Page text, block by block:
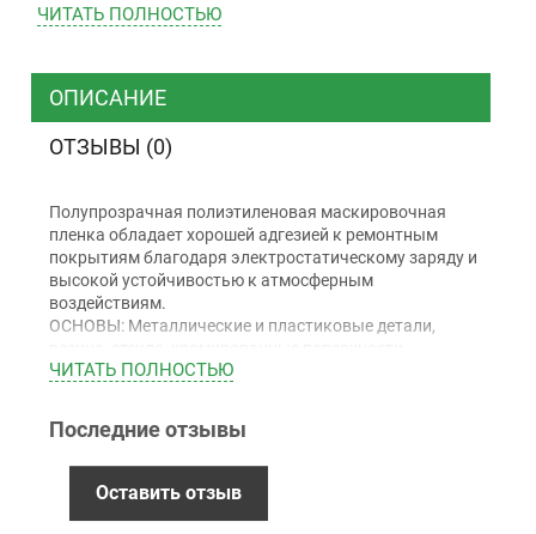
ТК “Justin”
ТК ”УкрПочта”
Наличными
Наложенный платеж (при получении)
Оплата картой Visa, Mastercard - LiqPay
Приватбанк
Гарантия
ЧИТАТЬ ПОЛНОСТЬЮ
ОПИСАНИЕ
ОТЗЫВЫ (0)
Полупрозрачная полиэтиленовая маскировочная
пленка обладает хорошей адгезией к ремонтным
покрытиям благодаря электростатическому заряду и
высокой устойчивостью к атмосферным
воздействиям.
ОСНОВЫ: Металлические и пластиковые детали,
заводские/ремонтные покрытия.
ЧИТАТЬ ПОЛНОСТЬЮ
Последние отзывы
Оставить отзыв